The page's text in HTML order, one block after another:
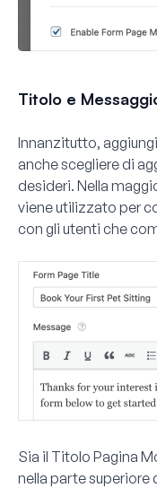
Titolo e
Innanzitutto,
anche scegliere di
desideri. Nella
viene utilizzato per
con gli utenti che
Sia il Titolo Pagina
nella parte superiore